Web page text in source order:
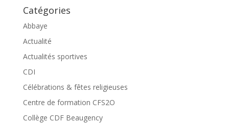
Catégories
Abbaye
Actualité
Actualités sportives
CDI
Célébrations & fêtes religieuses
Centre de formation CFS2O
Collège CDF Beaugency